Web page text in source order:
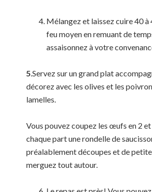
Mélangez et laissez cuire 40 à
feu moyen en remuant de
assaisonnez à votre
5.Servez sur un grand plat
décorez avec les olives et les
lamelles.
Vous pouvez coupez les œufs en 2
chaque part une rondelle de
préalablement découpes et de
merguez tout autour.